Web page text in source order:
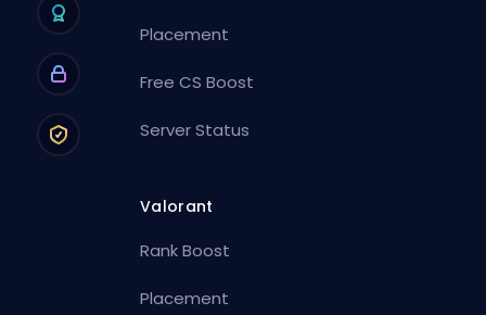
Placement
Free CS Boost
Server Status
Valorant
Rank Boost
Placement